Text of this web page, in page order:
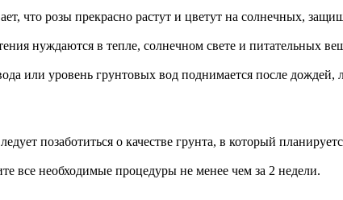
что розы прекрасно растут и цветут на солнечных,
нуждаются в тепле, солнечном свете и питательных
или уровень грунтовых вод поднимается после дождей,
позаботиться о качестве грунта, в который
все необходимые процедуры не менее чем за 2 недели.